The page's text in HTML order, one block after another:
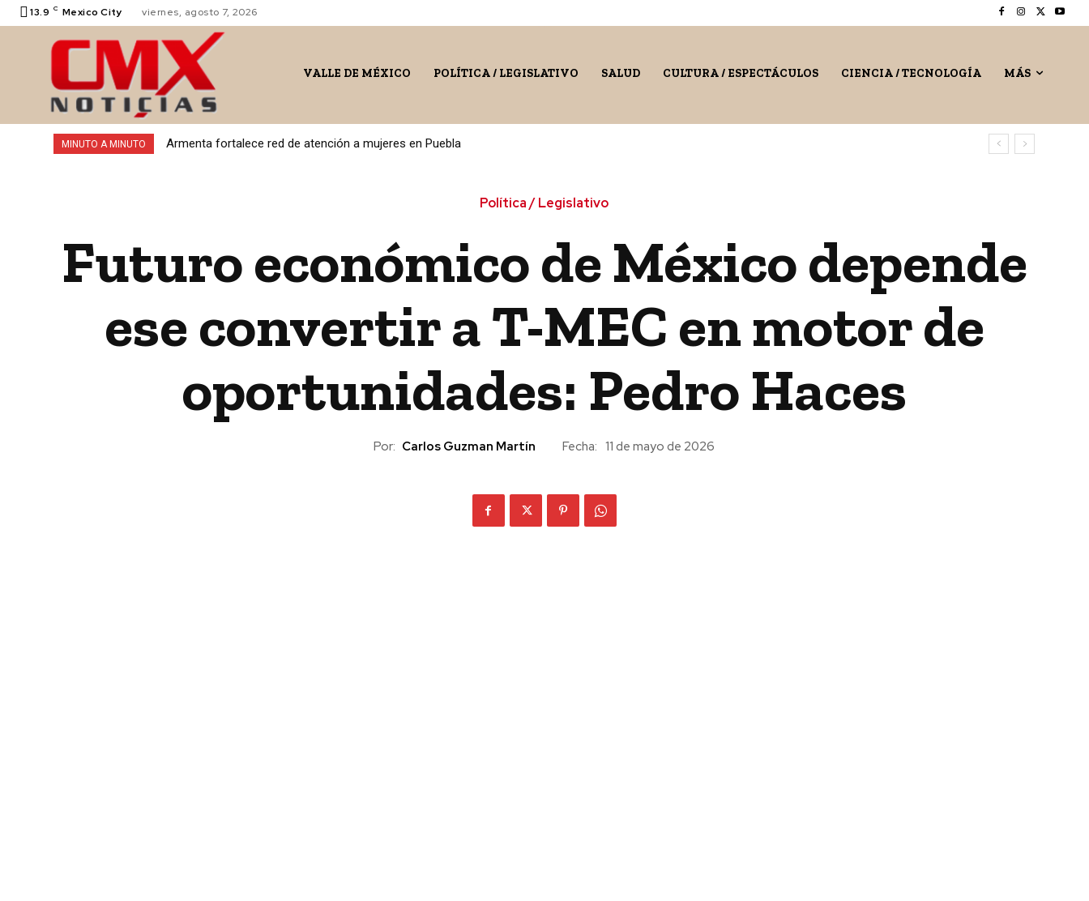
13.9 C Mexico City viernes, agosto 7, 2026
VALLE DE MÉXICO POLÍTICA / LEGISLATIVO SALUD CULTURA / ESPECTÁCULOS CIENCIA / TECNOLOGÍA MÁS
MINUTO A MINUTO Armenta fortalece red de atención a mujeres en Puebla
Política / Legislativo
Futuro económico de México depende
ese convertir a T-MEC en motor de
oportunidades: Pedro Haces
Por: Carlos Guzman Martín Fecha: 11 de mayo de 2026